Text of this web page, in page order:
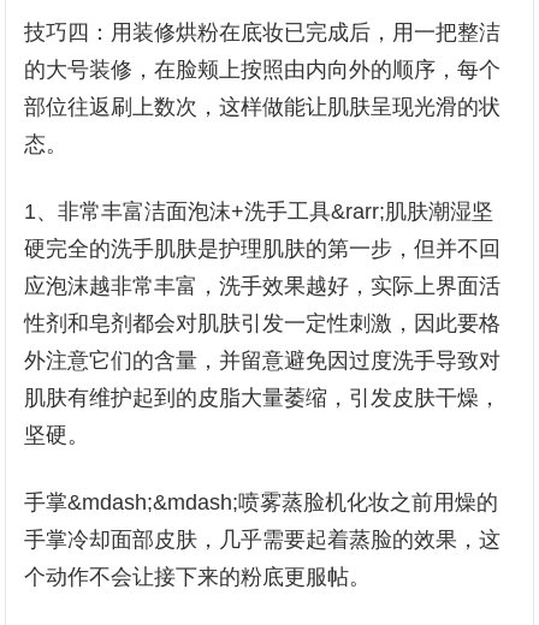
技巧四：用装修烘粉在底妆已完成后，用一把整洁
的大号装修，在脸颊上按照由内向外的顺序，每个
部位往返刷上数次，这样做能让肌肤呈现光滑的状
态。
1、非常丰富洁面泡沫+洗手工具&rarr;肌肤潮湿坚
硬完全的洗手肌肤是护理肌肤的第一步，但并不回
应泡沫越非常丰富，洗手效果越好，实际上界面活
性剂和皂剂都会对肌肤引发一定性刺激，因此要格
外注意它们的含量，并留意避免因过度洗手导致对
肌肤有维护起到的皮脂大量萎缩，引发皮肤干燥，
坚硬。
手掌&mdash;&mdash;喷雾蒸脸机化妆之前用燥的
手掌冷却面部皮肤，几乎需要起着蒸脸的效果，这
个动作不会让接下来的粉底更服帖。